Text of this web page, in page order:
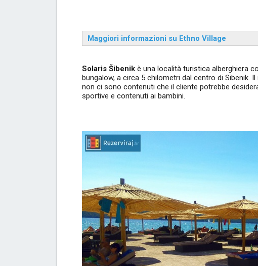
Maggiori informazioni su Ethno Village
Solaris Šibenik è una località turistica alberghiera
bungalow, a circa 5 chilometri dal centro di Sibenik.
non ci sono contenuti che il cliente potrebbe
sportive e contenuti ai bambini.